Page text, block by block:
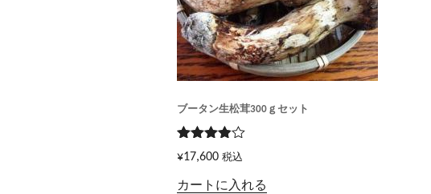
ブータン生松茸300ｇセット
5段階で
3.83の
¥17,600 税込
カートに入れる